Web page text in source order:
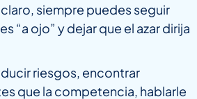
siempre puedes seguir
“a ojo” y dejar que el azar dirija
riesgos, encontrar
que la competencia, hablarle